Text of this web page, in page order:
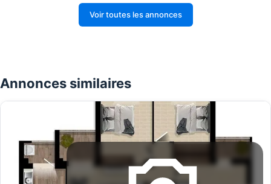
Voir toutes les annonces
Annonces similaires